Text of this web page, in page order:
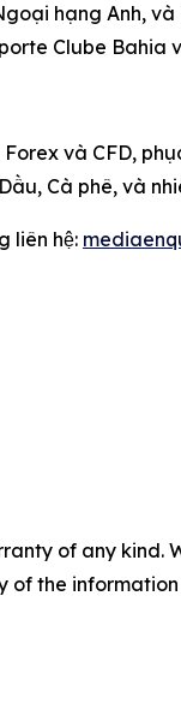
hạng Anh,
Clube Bahia
và CFD,
Cà phê, và
liên hệ:
of any
of the